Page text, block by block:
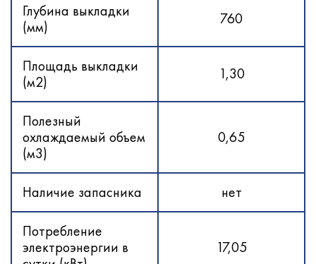
Глубина выкладки
(мм)
760
Площадь выкладки
(м2)
1,30
Полезный
охлаждаемый объем
(м3)
0,65
Наличие запасника нет
Потребление
электроэнергии в
17,05